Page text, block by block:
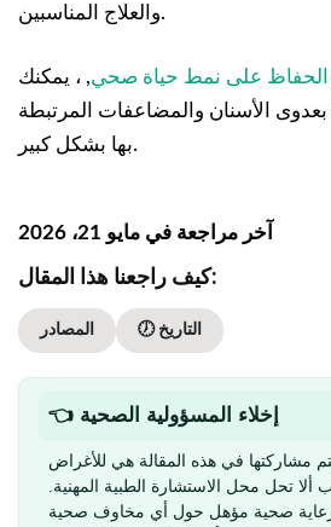
والعلاج المناسبين.
الحفاظ على نمط حياة صحي, ، يمكنك
الأسنان والمضاعفات المرتبطة
بها بشكل كبير.
آخر مراجعة في مايو 21، 2026
كيف راجعنا هذا المقال:
المصادر 🕖 التاريخ
👈 إخلاء المسؤولية الصحية
مشاركتها في هذه المقالة هي للأغراض
ألا تحل محل الاستشارة الطبية المهنية.
صحية مؤهل حول أي مخاوف صحية